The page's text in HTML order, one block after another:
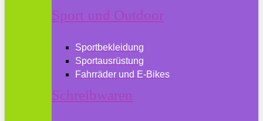
Sport und Outdoor
Sportbekleidung
Sportausrüstung
Fahrräder und E-Bikes
Schreibwaren